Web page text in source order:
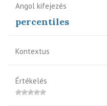
Angol kifejezés
percentiles
Kontextus
Értékelés